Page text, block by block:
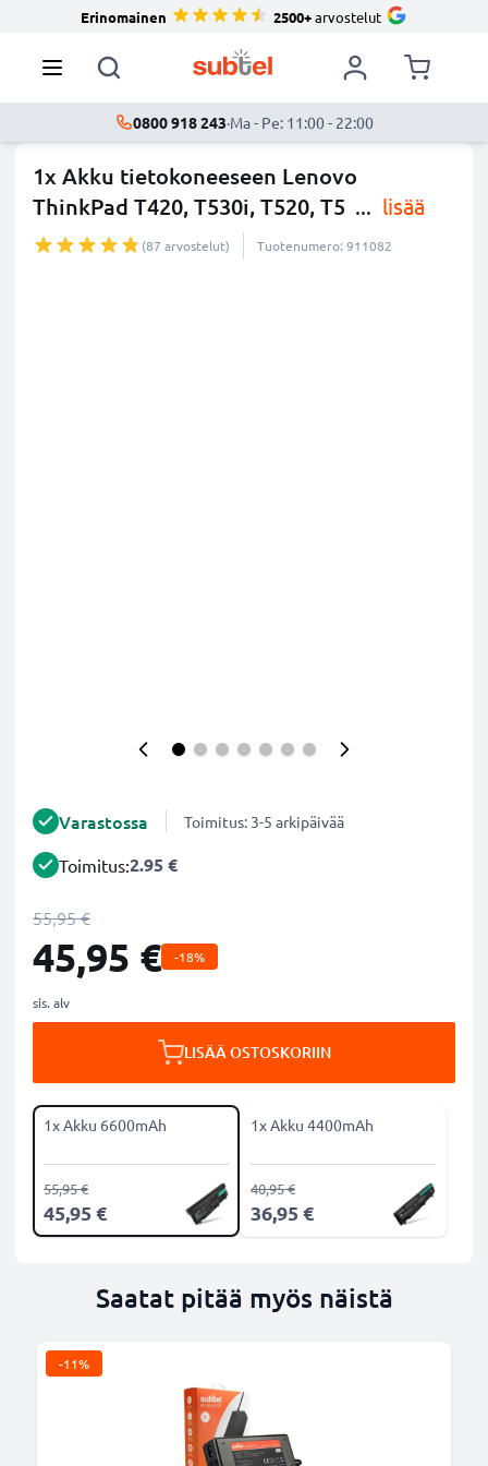
Erinomainen 2500+arvostelut
0800 918 243·Ma - Pe: 11:00 - 22:00
1x Akku tietokoneeseen Lenovo
ThinkPad T420, T530i, T520, T5 ... lisää
(87 arvostelut) Tuotenumero: 911082
Varastossa Toimitus: 3-5 arkipäivää
Toimitus:2.95 €
55,95 €
45,95 € -18%
sis. alv
LISÄÄ OSTOSKORIIN
1x Akku 6600mAh
45,95 €
55,95 €
1x Akku 4400mAh
36,95 €
40,95 €
Saatat pitää myös näistä
-11%